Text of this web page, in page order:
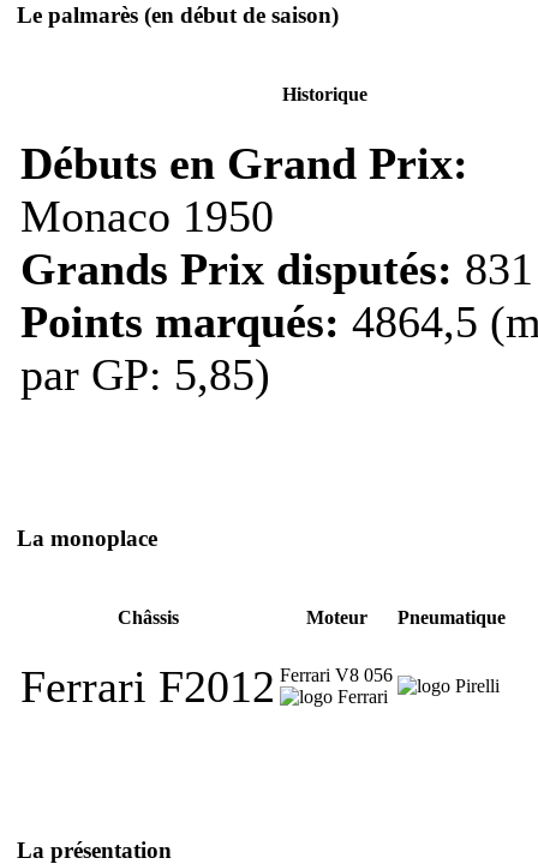
Le palmarès (en début de saison)
Historique
Débuts en Grand Prix:
Monaco 1950
Grands Prix disputés: 831
Points marqués: 4864,5
par GP: 5,85)
La monoplace
Châssis Moteur Pneumatique
Ferrari F2012 Ferrari V8 056
La présentation